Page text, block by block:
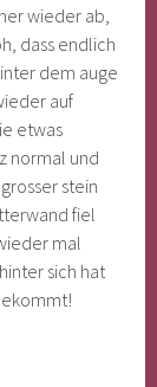
wieder ab,
dass endlich
dem auge
auf
etwas
normal und
stein
fiel
mal
sich hat